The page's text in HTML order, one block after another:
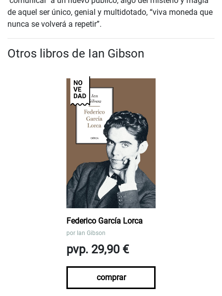
de aquel ser único, genial y multidotado, “viva moneda que
nunca se volverá a repetir”.
Otros libros de Ian Gibson
Federico García Lorca
por Ian Gibson
pvp. 29,90 €
comprar